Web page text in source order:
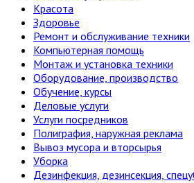
Красота
Здоровье
Ремонт и обслуживание техники
Компьютерная помощь
Монтаж и установка техники
Оборудование, производство
Обучение, курсы
Деловые услуги
Услуги посредников
Полиграфия, наружная реклама
Вывоз мусора и вторсырья
Уборка
Дезинфекция, дезинсекция,